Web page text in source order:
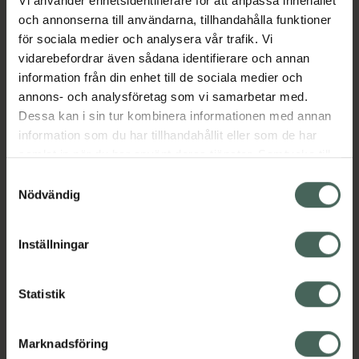
och annonserna till användarna, tillhandahålla funktioner
för sociala medier och analysera vår trafik. Vi
vidarebefordrar även sådana identifierare och annan
information från din enhet till de sociala medier och
annons- och analysföretag som vi samarbetar med.
Dessa kan i sin tur kombinera informationen med annan
information som du har tillhandahållit eller som de har
samlat in när du har använt deras tjänster. Samtycke till
återkalla ditt samtycke via webbplatsens
cookieinställningar. Ett återkallat samtycke påverkar inte
lagligheten av behandling som skett innan återkallelsen.
Nödvändig
Inställningar
Statistik
Marknadsföring
det kan suga i sin egen takt. Den patenterade
ventilen garanterar att nappen inte kollapsar,
så att måltiden kan njutas utan avbrott.
Jämförpris 169,50 kr /st
EAN:00072239317112
Kategorier:
Amning och matningBarn och föräldrar
Visa
Innehåll Visa